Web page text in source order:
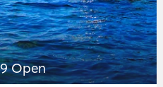
Open